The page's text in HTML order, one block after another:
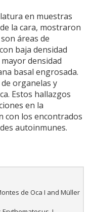
en muestras
la cara, mostraron
áreas de
baja densidad
densidad
basal engrosada.
organelas y
Estos hallazgos
en la
con los encontrados
autoinmunes.
de Oca I and Müller